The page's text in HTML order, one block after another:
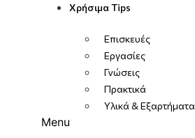
Χρήσιμα Tips
Επισκευές
Εργασίες
Γνώσεις
Πρακτικά
Υλικά & Εξαρτήματα
Menu